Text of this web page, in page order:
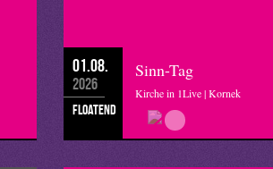
01.08.
2026
floatend
Sinn-Tag
Kirche in 1Live | Kornek